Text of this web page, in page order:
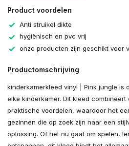
Product voordelen
Anti struikel dikte
hygiënisch en pvc vrij
onze producten zijn geschikt voor
Productomschrijving
kinderkamerkleed vinyl | Pink jungle is
elke kinderkamer. Dit kleed
praktische voordelen, waardoor het
gezinnen die op zoek zijn naar een
oplossing. Of het nu gaat om spelen,